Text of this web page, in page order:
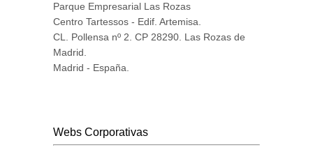
Parque Empresarial Las Rozas
Centro Tartessos - Edif. Artemisa.
CL. Pollensa nº 2. CP 28290. Las Rozas de
Madrid.
Madrid - España.
Webs Corporativas